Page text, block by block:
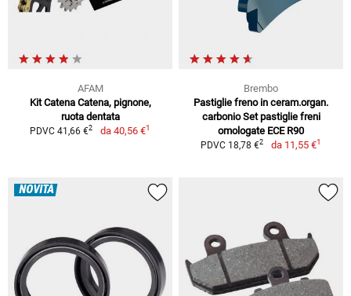
AFAM
Kit Catena Catena, pignone,
ruota dentata
PDVC 41,66 €2 da 40,56 €1
Brembo
Pastiglie freno in ceram.organ.
carbonio Set pastiglie freni
omologate ECE R90
PDVC 18,78 €2 da 11,55 €1
NOVITÀ